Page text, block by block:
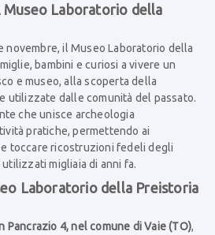
Museo Laboratorio della
novembre, il Museo Laboratorio della
bambini e curiosi a vivere un
e museo, alla scoperta della
utilizzate dalle comunità del passato.
che unisce archeologia
pratiche, permettendo ai
toccare ricostruzioni fedeli degli
migliaia di anni fa.
Laboratorio della Preistoria
Pancrazio 4, nel comune di Vaie (TO),